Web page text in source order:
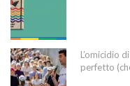
L’omicidio
perfetto